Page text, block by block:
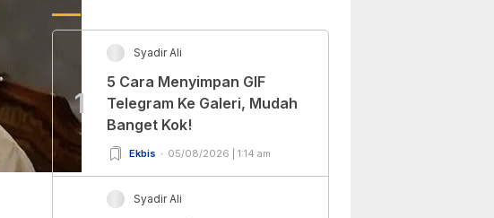
1
Syadir Ali
5 Cara Menyimpan GIF
Telegram Ke Galeri, Mudah
Banget Kok!
Ekbis 05/08/2026 | 1:14 am
Syadir Ali